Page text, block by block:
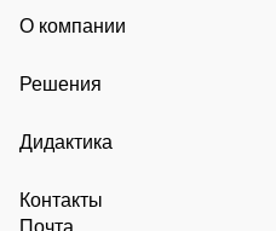
О компании
Решения
Дидактика
Контакты
Почта